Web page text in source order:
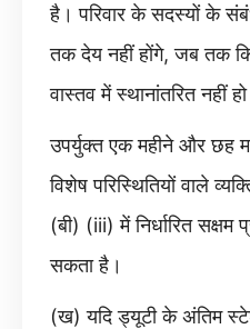
है। परिवार के सदस्यों के
तक देय नहीं होंगे, जब तक कि
वास्तव में स्थानांतरित नहीं
उपर्युक्त एक महीने और छह
विशेष परिस्थितियों वाले
(बी) (iii) में निर्धारित सक्षम
सकता है।
(ख) यदि ड्यूटी के अंतिम